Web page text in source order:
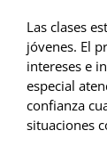
Las clases
jóvenes. El
intereses e
especial
confianza
situaciones